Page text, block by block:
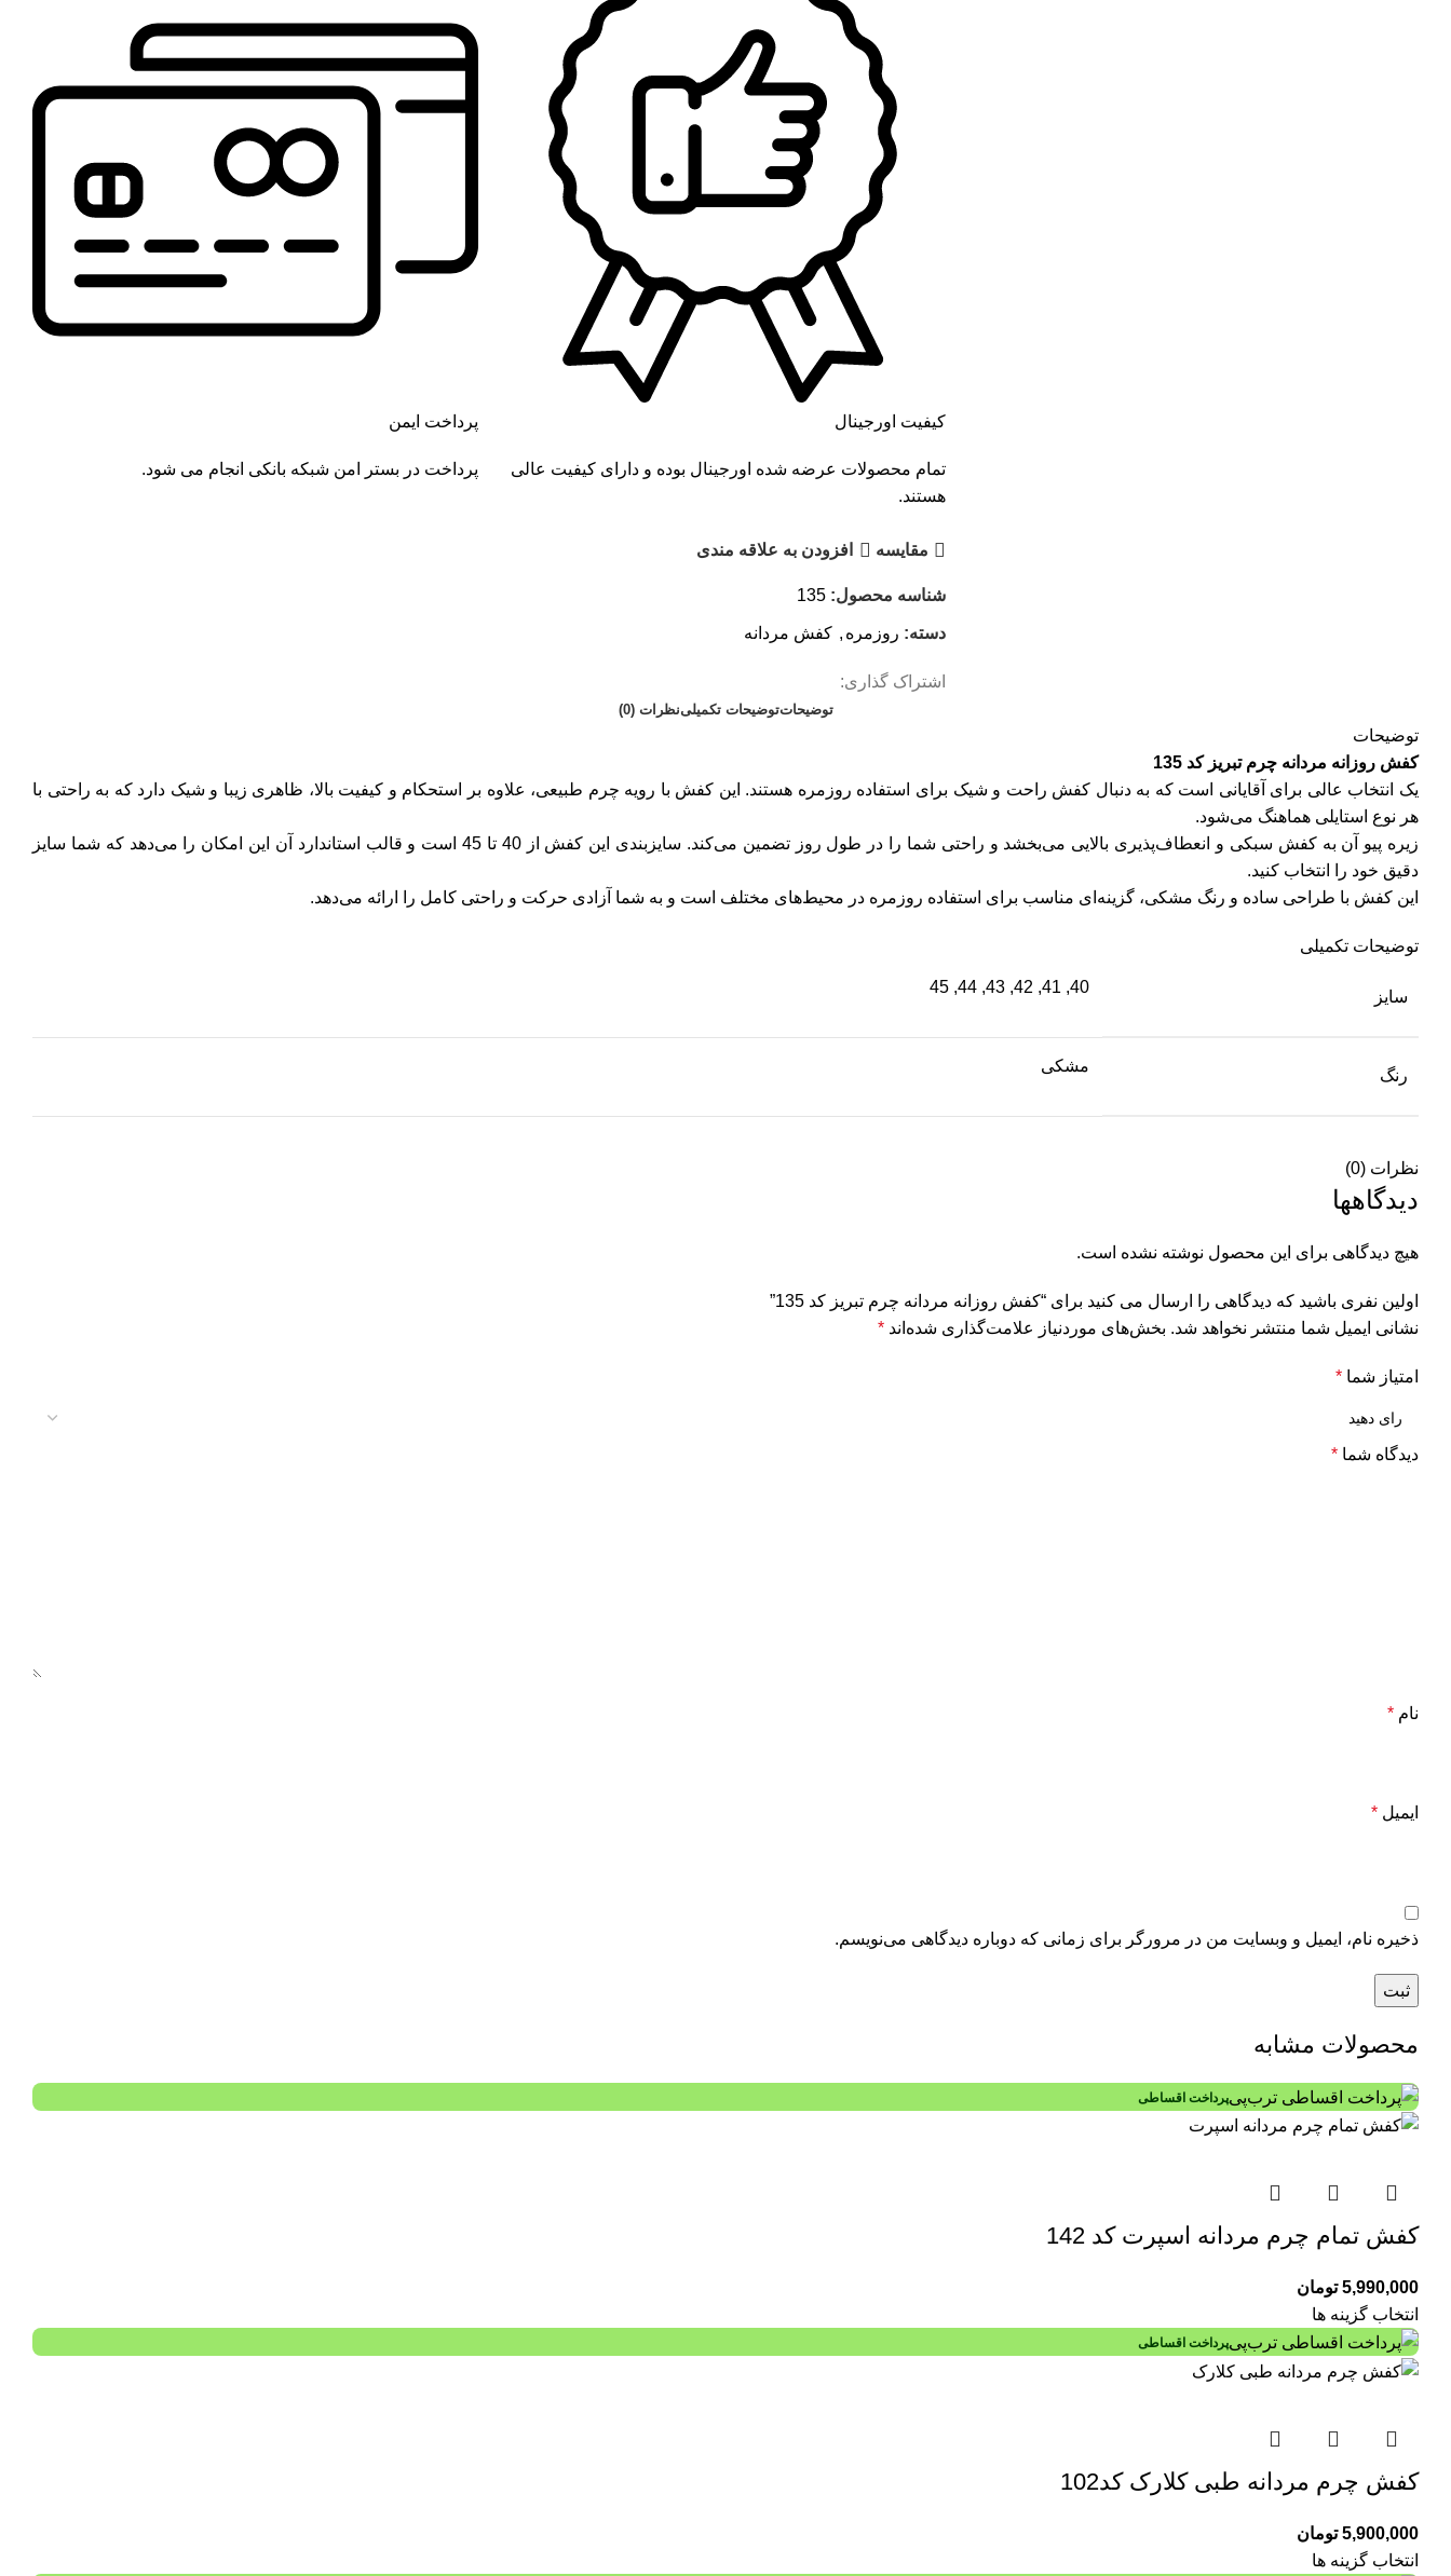
کیفیت اورجینال
تمام محصولات عرضه شده اورجینال بوده و دارای کیفیت عالی
هستند.
پرداخت ایمن
پرداخت در بستر امن شبکه بانکی انجام می شود.
مقايسه افزودن به علاقه مندی
شناسه محصول: 135
دسته: روزمره , کفش مردانه
اشتراک گذاری:
توضیحاتتوضیحات تکمیلینظرات (0)
توضیحات
کفش روزانه مردانه چرم تبریز کد 135
یک انتخاب عالی برای آقایانی است که به دنبال کفش راحت و شیک برای استفاده روزمره هستند. این کفش با رویه چرم طبیعی، علاوه بر استحکام و کیفیت بالا، ظاهری زیبا و شیک دارد که به راحتی با
هر نوع استایلی هماهنگ می‌شود.
زیره پیو آن به کفش سبکی و انعطاف‌پذیری بالایی می‌بخشد و راحتی شما را در طول روز تضمین می‌کند. سایزبندی این کفش از 40 تا 45 است و قالب استاندارد آن این امکان را می‌دهد که شما سایز
دقیق خود را انتخاب کنید.
این کفش با طراحی ساده و رنگ مشکی، گزینه‌ای مناسب برای استفاده روزمره در محیط‌های مختلف است و به شما آزادی حرکت و راحتی کامل را ارائه می‌دهد.
توضیحات تکمیلی
سایز
40, 41, 42, 43, 44, 45
رنگ
مشکی
نظرات (0)
دیدگاهها
هیچ دیدگاهی برای این محصول نوشته نشده است.
اولین نفری باشید که دیدگاهی را ارسال می کنید برای “کفش روزانه مردانه چرم تبریز کد 135”
نشانی ایمیل شما منتشر نخواهد شد. بخش‌های موردنیاز علامت‌گذاری شده‌اند *
امتیاز شما *
دیدگاه شما *
نام *
ایمیل *
ذخیره نام، ایمیل و وبسایت من در مرورگر برای زمانی که دوباره دیدگاهی می‌نویسم.
محصولات مشابه
پرداخت اقساطی
کفش تمام چرم مردانه اسپرت کد 142
5,990,000 تومان
انتخاب گزینه ها
پرداخت اقساطی
کفش چرم مردانه طبی کلارک کد102
5,900,000 تومان
انتخاب گزینه ها